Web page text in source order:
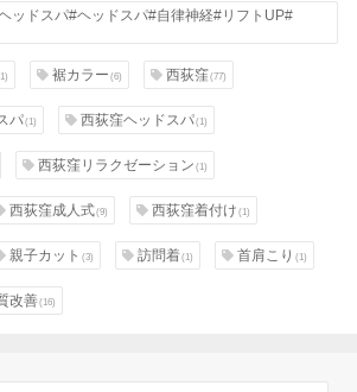
ッドスパ#ヘッドスパ#自律神経#リフトUP#
裾カラー(6) 西荻窪(77)
パ(1) 西荻窪ヘッドスパ(1)
西荻窪リラクゼーション(1)
西荻窪成人式(9) 西荻窪着付け(1)
親子カット(3) 訪問着(1) 首肩こり(1)
改善(16)